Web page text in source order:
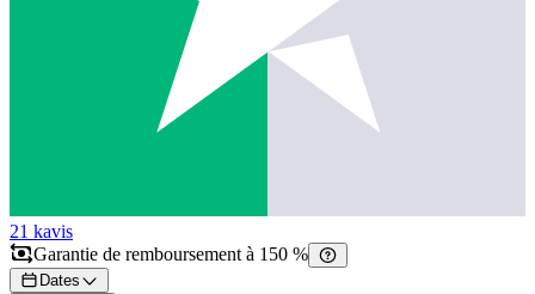
21 kavis
Garantie de remboursement à 150 %
Dates